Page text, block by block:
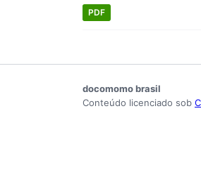
PDF
docomomo brasil
Conteúdo licenciado sob